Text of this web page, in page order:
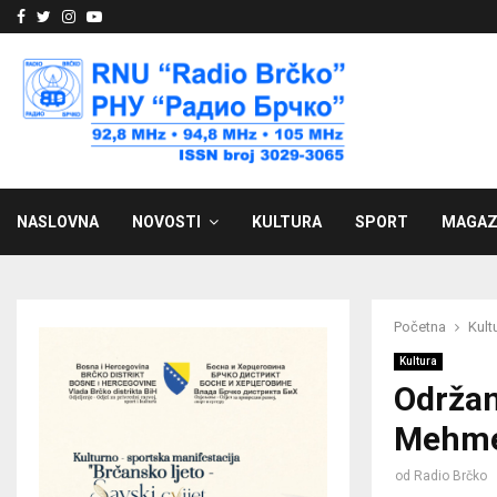
Facebook
Twitter
Instagram
Youtube
NASLOVNA NOVOSTI KULTURA SPORT
Početna
Kultura
od Radio Brčko